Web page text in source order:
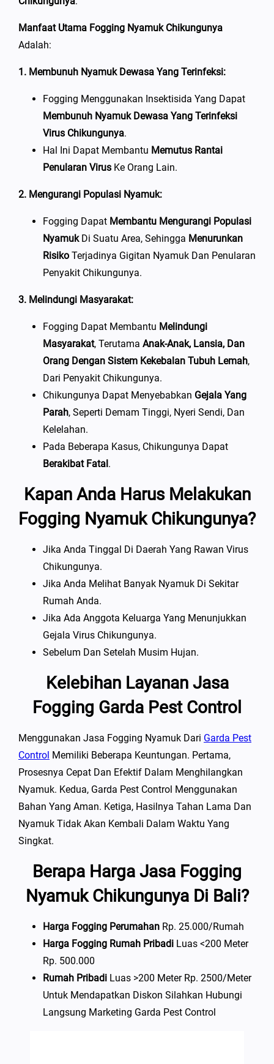
Manfaat Utama Fogging Nyamuk Chikungunya
Adalah:
1. Membunuh Nyamuk Dewasa Yang Terinfeksi:
Fogging Menggunakan Insektisida Yang Dapat
Membunuh Nyamuk Dewasa Yang Terinfeksi
Virus Chikungunya.
Hal Ini Dapat Membantu Memutus Rantai
Penularan Virus Ke Orang Lain.
2. Mengurangi Populasi Nyamuk:
Fogging Dapat Membantu Mengurangi Populasi
NyamukDi Suatu Area, Sehingga Menurunkan
Risiko Terjadinya Gigitan Nyamuk Dan Penularan
Penyakit Chikungunya.
3. Melindungi Masyarakat:
Fogging Dapat Membantu Melindungi
Masyarakat, Terutama Anak-Anak, Lansia, Dan
Orang Dengan Sistem Kekebalan Tubuh Lemah,
Dari Penyakit Chikungunya.
Chikungunya Dapat Menyebabkan Gejala Yang
Parah, Seperti Demam Tinggi, Nyeri Sendi, Dan
Kelelahan.
Pada Beberapa Kasus, Chikungunya Dapat
Berakibat Fatal.
Kapan Anda Harus Melakukan
Fogging Nyamuk Chikungunya?
Jika Anda Tinggal Di Daerah Yang Rawan Virus
Chikungunya.
Jika Anda Melihat Banyak Nyamuk Di Sekitar
Rumah Anda.
Jika Ada Anggota Keluarga Yang Menunjukkan
Gejala Virus Chikungunya.
Sebelum Dan Setelah Musim Hujan.
Kelebihan Layanan Jasa
Fogging Garda Pest Control
Menggunakan Jasa Fogging Nyamuk Dari Garda Pest
Control Memiliki Beberapa Keuntungan. Pertama,
Prosesnya Cepat Dan Efektif Dalam Menghilangkan
Nyamuk. Kedua, Garda Pest Control Menggunakan
Bahan Yang Aman. Ketiga, Hasilnya Tahan Lama Dan
Nyamuk Tidak Akan Kembali Dalam Waktu Yang
Singkat.
Berapa Harga Jasa Fogging
Nyamuk Chikungunya Di Bali?
Harga Fogging Perumahan Rp. 25.000/rumah
Harga Fogging Rumah Pribadi Luas <200 Meter
Rp. 500.000
Rumah Pribadi Luas >200 Meter Rp. 2500/meter
Untuk Mendapatkan Diskon Silahkan Hubungi
Langsung Marketing Garda Pest Control